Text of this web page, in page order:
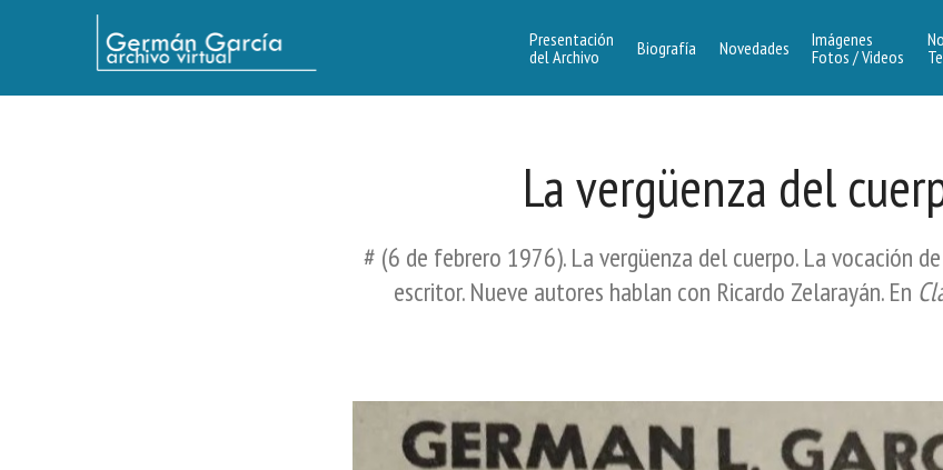
Germán García - Archivo Virtual / Centro Descartes, Buenos Aires
Presentación
del Archivo
Biografía Novedades
Imágenes
Fotos / Videos
La vergüenza del
# (6 de febrero 1976). La vergüenza del cuerpo. La vocación
escritor. Nueve autores hablan con Ricardo Zelarayán. En